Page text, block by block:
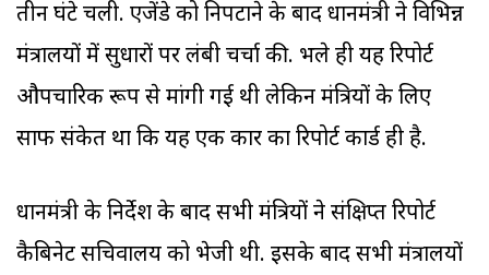
तीन घंटे चली. एजेंडे को निपटाने के बाद प्रधानमंत्री ने विभिन्न
मंत्रालयों में सुधारों पर लंबी चर्चा की. भले ही यह रिपोर्ट
औपचारिक रूप से मांगी गई थी लेकिन मंत्रियों के लिए
साफ संकेत था कि यह एक प्रकार का रिपोर्ट कार्ड ही है.
प्रधानमंत्री के निर्देश के बाद सभी मंत्रियों ने संक्षिप्त रिपोर्ट
कैबिनेट सचिवालय को भेजी थी. इसके बाद सभी मंत्रालयों